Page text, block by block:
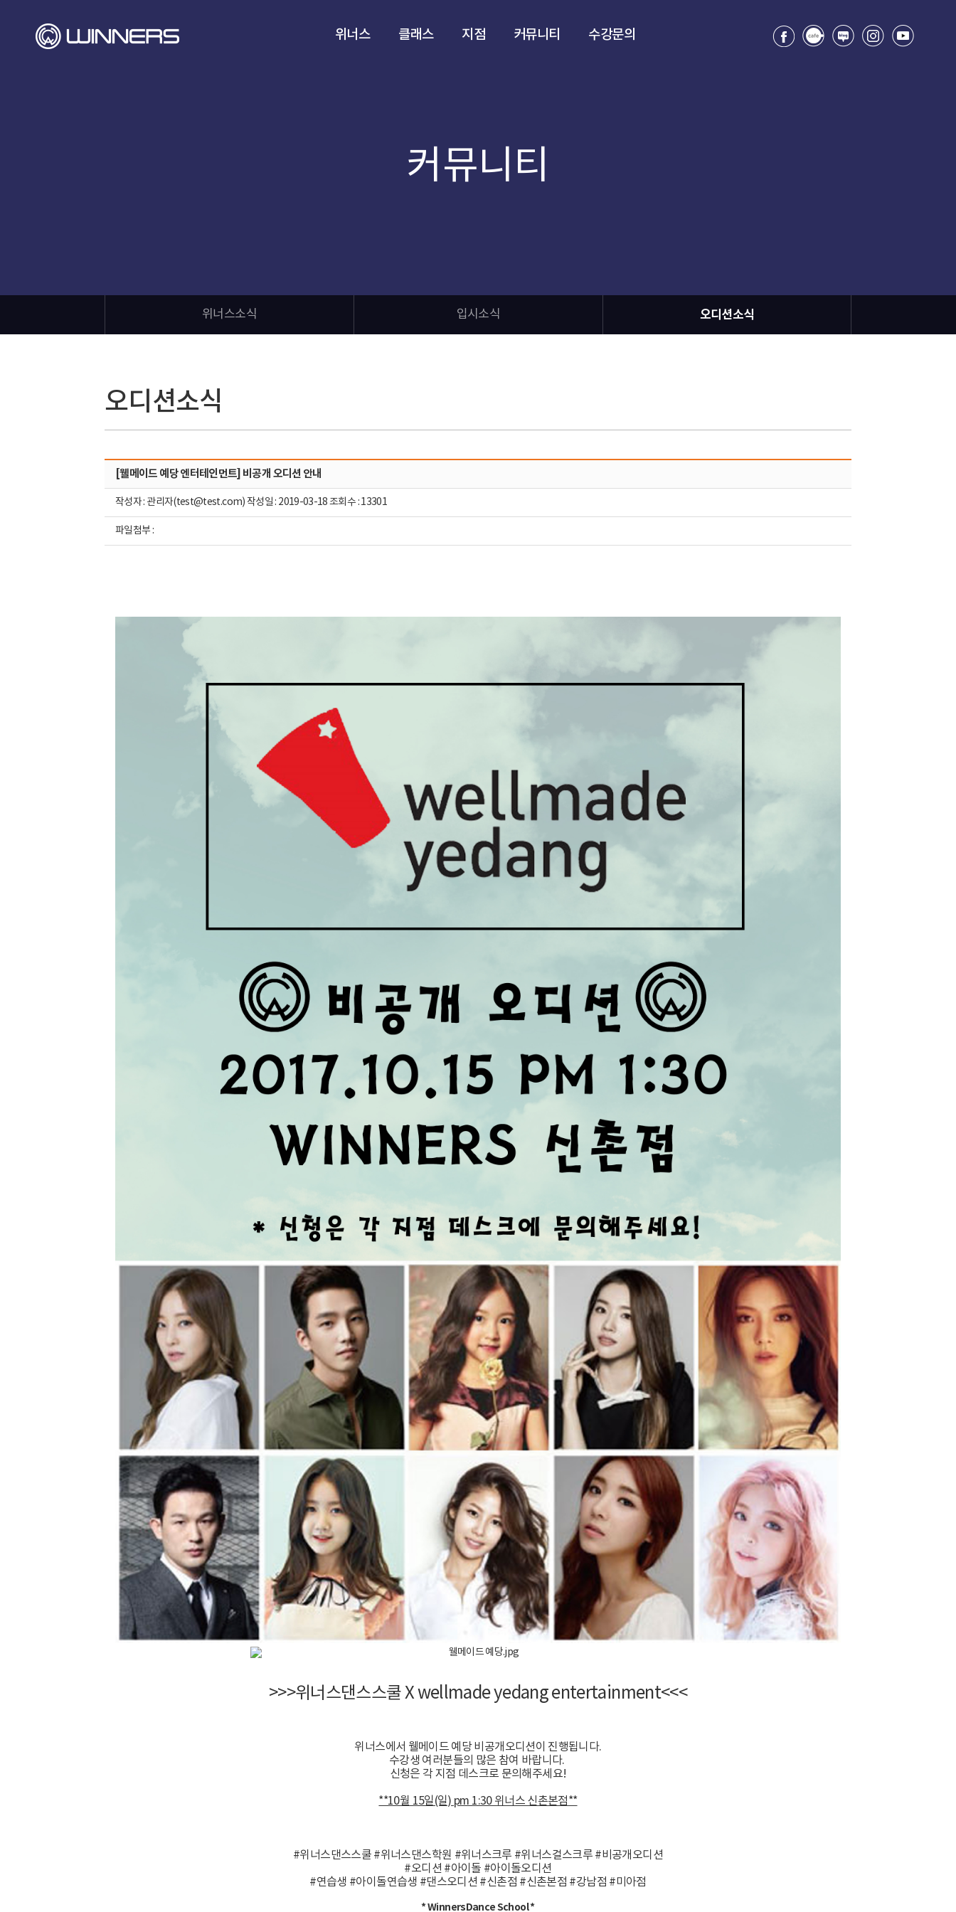
위너스 클래스 지점 커뮤니티 수강문의
커뮤니티
위너스소식 입시소식 오디션소식
오디션소식
[웰메이드 예당 엔터테인먼트] 비공개 오디션 안내
작성자 : 관리자(test@test.com) 작성일 : 2019-03-18 조회수 : 13301
파일첨부 :
>>>위너스댄스스쿨 X wellmade yedang entertainment<<<
위너스에서 웰메이드 예당 비공개오디션이 진행됩니다.
수강생 여러분들의 많은 참여 바랍니다.
신청은 각 지점 데스크로 문의해주세요!
**10월 15일(일) pm 1:30 위너스 신촌본점**
#위너스댄스스쿨 #위너스댄스학원 #위너스크루 #위너스걸스크루 #비공개오디션
#오디션 #아이돌 #아이돌오디션
#연습생 #아이돌연습생 #댄스오디션 #신촌점 #신촌본점 #강남점 #미아점
* WinnersDance School *